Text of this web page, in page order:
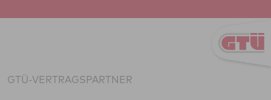
GTÜ-VERTRAGSPARTNER